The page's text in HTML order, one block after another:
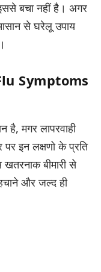
बचा नहीं है। अगर
से घरेलू उपाय
Symptoms
है, मगर लापरवाही
इन लक्षणो के प्रति
बीमारी से
और जल्द ही